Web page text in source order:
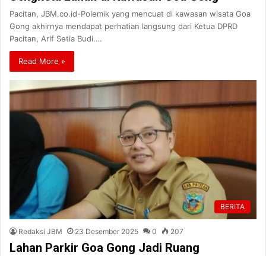
Pacitan, JBM.co.id-Polemik yang mencuat di kawasan wisata Goa
Gong akhirnya mendapat perhatian langsung dari Ketua DPRD
Pacitan, Arif Setia Budi.…
Read More »
BERITA
Redaksi JBM 23 Desember 2025 0 207
Lahan Parkir Goa Gong Jadi Ruang